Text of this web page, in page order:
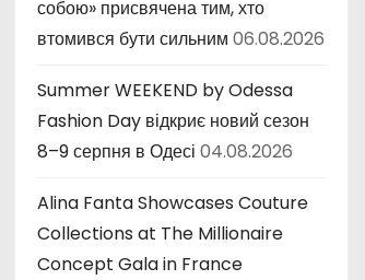
собою» присвячена тим, хто
втомився бути сильним 06.08.2026
Summer WEEKEND by Odessa
Fashion Day відкриє новий сезон
8–9 серпня в Одесі 04.08.2026
Alina Fanta Showcases Couture
Collections at The Millionaire
Concept Gala in France